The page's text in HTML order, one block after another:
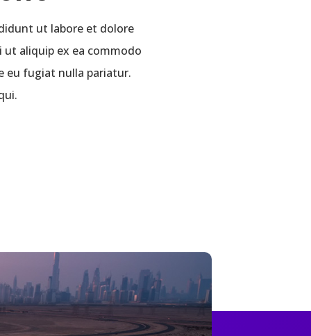
ut labore et dolore
aliquip ex ea commodo
eu fugiat nulla pariatur.